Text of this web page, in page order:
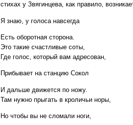
стихах у Звягинцева, как правило,
Я знаю, у голоса навсегда
Есть оборотная сторона.
Это такие счастливые соты,
Где голос, который вам адресован,
Прибывает на станцию Сокол
И дальше движется по ножу.
Там нужно прыгать в кроличьи норы,
Но чтобы вы не сломали ноги,